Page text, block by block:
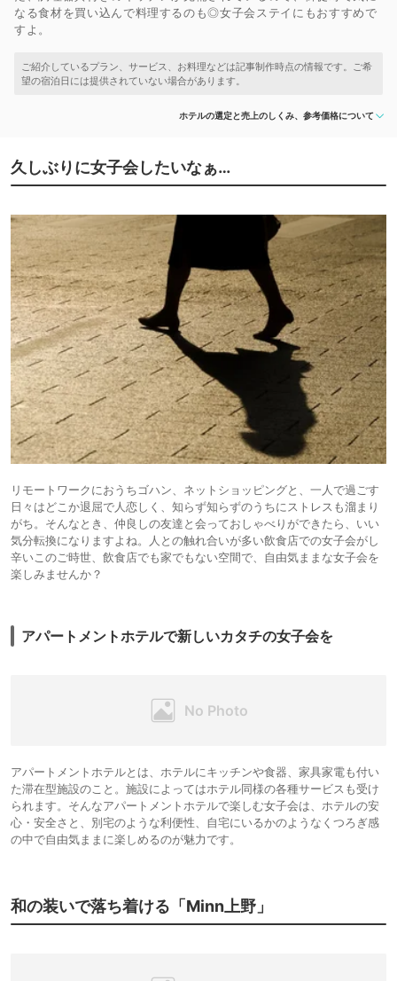
なる食材を買い込んで料理するのも◎女子会ステイにもおすすめで
すよ。
ホテルの選定と売上のしくみ、参考価格について
久しぶりに女子会したいなぁ…
リモートワークにおうちゴハン、ネットショッピングと、一人で過ごす
日々はどこか退屈で人恋しく、知らず知らずのうちにストレスも溜まり
がち。そんなとき、仲良しの友達と会っておしゃべりができたら、いい
気分転換になりますよね。人との触れ合いが多い飲食店での女子会がし
辛いこのご時世、飲食店でも家でもない空間で、自由気ままな女子会を
楽しみませんか？
アパートメントホテルで新しいカタチの女子会を
アパートメントホテルとは、ホテルにキッチンや食器、家具家電も付い
た滞在型施設のこと。施設によってはホテル同様の各種サービスも受け
られます。そんなアパートメントホテルで楽しむ女子会は、ホテルの安
心・安全さと、別宅のような利便性、自宅にいるかのようなくつろぎ感
の中で自由気ままに楽しめるのが魅力です。
和の装いで落ち着ける「Minn上野」